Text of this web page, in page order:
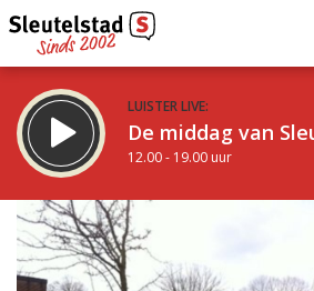
LUISTER LIVE:
De middag van
12.00 - 19.00 uur
STRAKS:
De avond van Sleutelstad
19.00 - 22.00 uur
Vorig uur
uur 1 van 0